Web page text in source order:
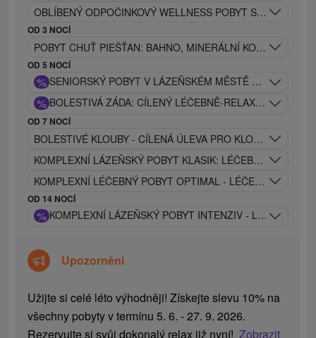
OBLÍBENÝ ODPOČINKOVÝ WELLNESS POBYT S
OD 3 NOCÍ
POBYT CHUŤ PIEŠŤAN: BAHNO, MINERÁLNÍ KOUPEL,
OD 5 NOCÍ
% SENIORSKÝ POBYT V LÁZEŇSKÉM MĚSTĚ PIEŠŤANY
% BOLESTIVÁ ZÁDA: CÍLENÝ LÉČEBNĚ-RELAXAČNÍ
OD 7 NOCÍ
BOLESTIVÉ KLOUBY - CÍLENÁ ÚLEVA PRO KLOUBY -
KOMPLEXNÍ LÁZEŇSKÝ POBYT KLASIK: LÉČEBNÝ
KOMPLEXNÍ LÉČEBNÝ POBYT OPTIMAL - LÉČEBNÝ
OD 14 NOCÍ
% KOMPLEXNÍ LÁZEŇSKÝ POBYT INTENZIV - LÉČEBNÝ
Upozornění
Užijte si celé léto výhodněji! Získejte slevu 10% na
všechny pobyty v termínu 5. 6. - 27. 9. 2026.
Rezervujte si svůj dokonalý relax již nyní!Zobrazit